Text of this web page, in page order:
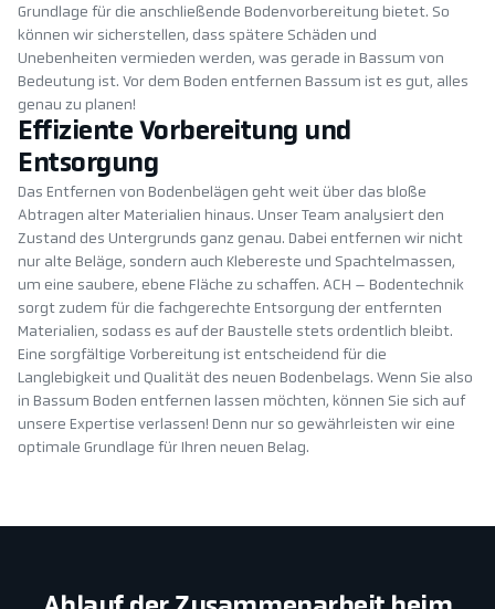
Grundlage für die anschließende Bodenvorbereitung bietet. So
können wir sicherstellen, dass spätere Schäden und
Unebenheiten vermieden werden, was gerade in Bassum von
Bedeutung ist. Vor dem Boden entfernen Bassum ist es gut, alles
genau zu planen!
Effiziente Vorbereitung und
Entsorgung
Das Entfernen von Bodenbelägen geht weit über das bloße
Abtragen alter Materialien hinaus. Unser Team analysiert den
Zustand des Untergrunds ganz genau. Dabei entfernen wir nicht
nur alte Beläge, sondern auch Klebereste und Spachtelmassen,
um eine saubere, ebene Fläche zu schaffen. ACH – Bodentechnik
sorgt zudem für die fachgerechte Entsorgung der entfernten
Materialien, sodass es auf der Baustelle stets ordentlich bleibt.
Eine sorgfältige Vorbereitung ist entscheidend für die
Langlebigkeit und Qualität des neuen Bodenbelags. Wenn Sie also
in Bassum Boden entfernen lassen möchten, können Sie sich auf
unsere Expertise verlassen! Denn nur so gewährleisten wir eine
optimale Grundlage für Ihren neuen Belag.